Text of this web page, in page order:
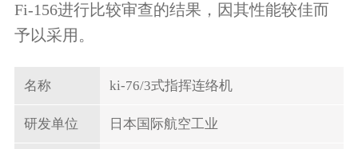
Fi-156进行比较审查的结果，因其性能较佳而
予以采用。
名称 ki-76/3式指挥连络机
研发单位 日本国际航空工业